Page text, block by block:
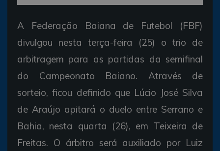
A Federação Baiana de Futebol (FBF)
divulgou nesta terça-feira (25) o trio de
arbitragem para as partidas da semifinal
do Campeonato Baiano. Através de
sorteio, ficou definido que Lúcio José Silva
de Araújo apitará o duelo entre Serrano e
Bahia, nesta quarta (26), em Teixeira de
Freitas. O árbitro será auxiliado por Luiz